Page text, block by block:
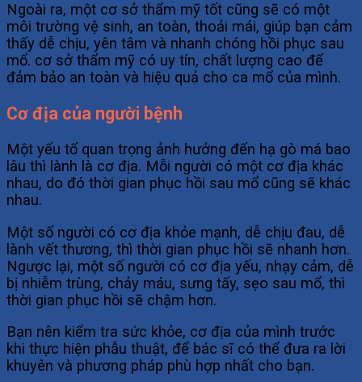
Ngoài ra, một cơ sở thẩm mỹ tốt cũng sẽ có một
môi trường vệ sinh, an toàn, thoải mái, giúp bạn cảm
thấy dễ chịu, yên tâm và nhanh chóng hồi phục sau
mổ. cơ sở thẩm mỹ có uy tín, chất lượng cao để
đảm bảo an toàn và hiệu quả cho ca mổ của mình.
Cơ địa của người bệnh
Một yếu tố quan trọng ảnh hưởng đến hạ gò má bao
lâu thì lành là cơ địa. Mỗi người có một cơ địa khác
nhau, do đó thời gian phục hồi sau mổ cũng sẽ khác
nhau.
Một số người có cơ địa khỏe mạnh, dễ chịu đau, dễ
lành vết thương, thì thời gian phục hồi sẽ nhanh hơn.
Ngược lại, một số người có cơ địa yếu, nhạy cảm, dễ
bị nhiễm trùng, chảy máu, sưng tấy, sẹo sau mổ, thì
thời gian phục hồi sẽ chậm hơn.
Bạn nên kiểm tra sức khỏe, cơ địa của mình trước
khi thực hiện phẫu thuật, để bác sĩ có thể đưa ra lời
khuyên và phương pháp phù hợp nhất cho bạn.